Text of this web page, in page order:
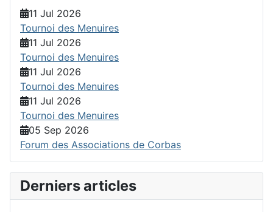
11 Jul 2026
Tournoi des Menuires
11 Jul 2026
Tournoi des Menuires
11 Jul 2026
Tournoi des Menuires
11 Jul 2026
Tournoi des Menuires
05 Sep 2026
Forum des Associations de Corbas
Derniers articles